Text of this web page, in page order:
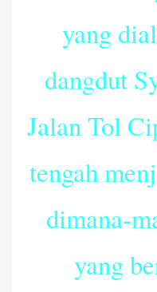
yang
dangdut
Jalan Tol
tengah
dimana-
yang